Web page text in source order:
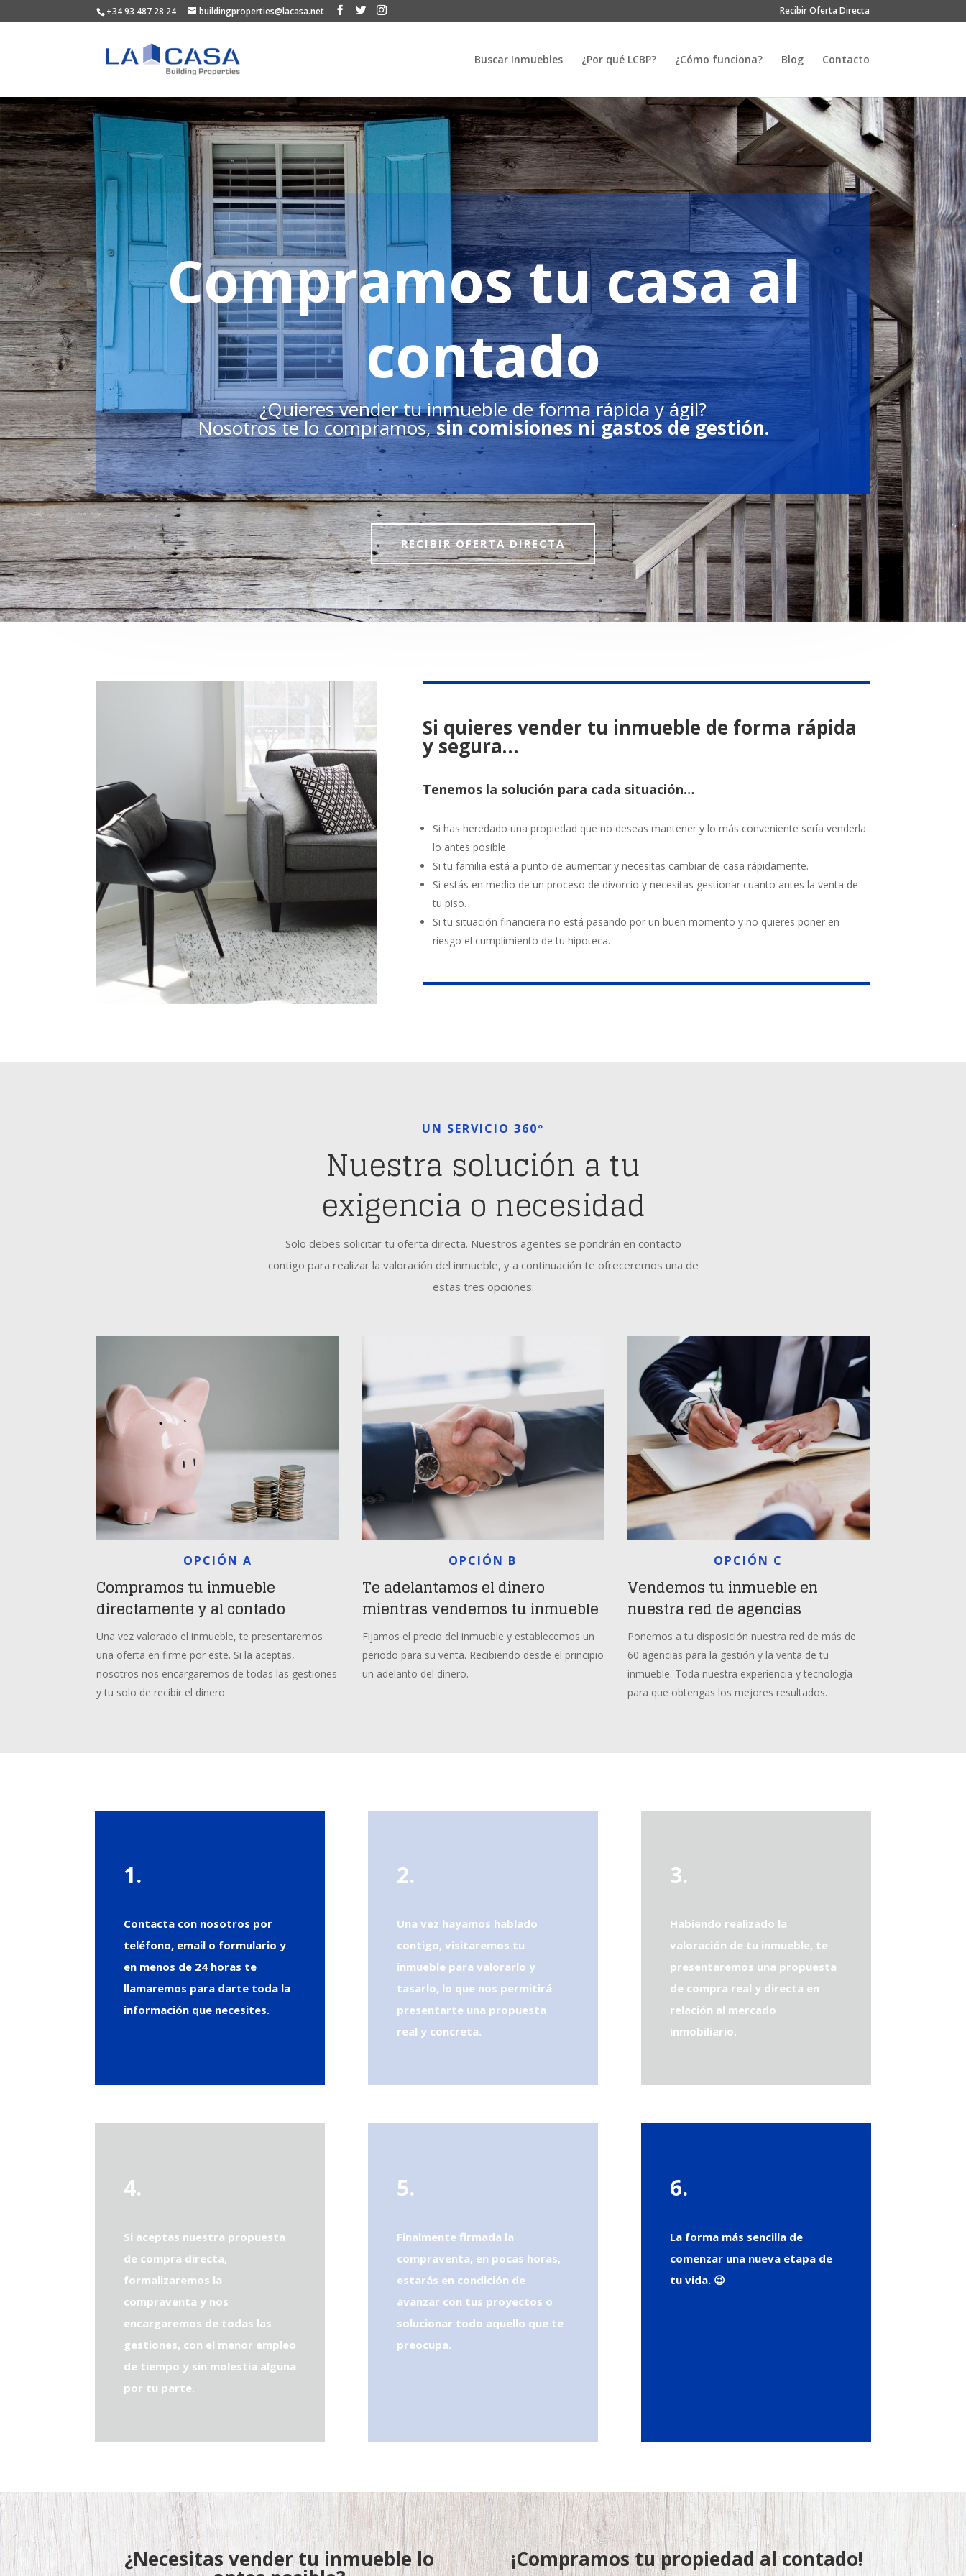
+34 93 487 28 24 buildingproperties@lacasa.net Recibir Oferta Directa
Buscar Inmuebles ¿Por qué LCBP? ¿Cómo funciona? Blog Contacto
Compramos tu casa al
contado
¿Quieres vender tu inmueble de forma rápida y ágil?
Nosotros te lo compramos,sin comisiones ni gastos de gestión.
RECIBIR OFERTA DIRECTA
Si quieres vender tu inmueble de forma rápida
y segura…
Tenemos la solución para cada situación…
Si has heredado una propiedad que no deseas mantener y lo más conveniente sería venderla
lo antes posible.
Si tu familia está a punto de aumentar y necesitas cambiar de casa rápidamente.
Si estás en medio de un proceso de divorcio y necesitas gestionar cuanto antes la venta de
tu piso.
Si tu situación financiera no está pasando por un buen momento y no quieres poner en
riesgo el cumplimiento de tu hipoteca.
UN SERVICIO 360º
Nuestra solución a tu
exigencia o necesidad
Solo debes solicitar tu oferta directa. Nuestros agentes se pondrán en contacto
contigo para realizar la valoración del inmueble, y a continuación te ofreceremos una de
estas tres opciones:
OPCIÓN A
Compramos tu inmueble
directamente y al contado
Una vez valorado el inmueble, te presentaremos
una oferta en firme por este. Si la aceptas,
nosotros nos encargaremos de todas las gestiones
y tu solo de recibir el dinero.
OPCIÓN B
Te adelantamos el dinero
mientras vendemos tu inmueble
Fijamos el precio del inmueble y establecemos un
periodo para su venta. Recibiendo desde el principio
un adelanto del dinero.
OPCIÓN C
Vendemos tu inmueble en
nuestra red de agencias
Ponemos a tu disposición nuestra red de más de
60 agencias para la gestión y la venta de tu
inmueble. Toda nuestra experiencia y tecnología
para que obtengas los mejores resultados.
1.
Contacta con nosotros por
teléfono, email o formulario y
en menos de 24 horas te
llamaremos para darte toda la
información que necesites.
2.
Una vez hayamos hablado
contigo, visitaremos tu
inmueble para valorarlo y
tasarlo, lo que nos permitirá
presentarte una propuesta
real y concreta.
3.
Habiendo realizado la
valoración de tu inmueble, te
presentaremos una propuesta
de compra real y directa en
relación al mercado
inmobiliario.
4.
Si aceptas nuestra propuesta
de compra directa,
formalizaremos la
compraventa y nos
encargaremos de todas las
gestiones, con el menor empleo
de tiempo y sin molestia alguna
por tu parte.
5.
Finalmente firmada la
compraventa, en pocas horas,
estarás en condición de
avanzar con tus proyectos o
solucionar todo aquello que te
preocupa.
6.
La forma más sencilla de
comenzar una nueva etapa de
tu vida. 😉
¿Necesitas vender tu inmueble lo ¡Compramos tu propiedad al contado!